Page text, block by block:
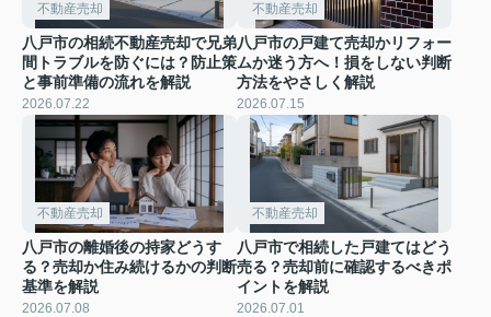
不動産売却
八戸市の相続不動産売却で兄弟
間トラブルを防ぐには？防止策
と事前準備の流れを解説
2026.07.22
不動産売却
八戸市の戸建て売却かリフォー
ムか迷う方へ！損をしない判断
方法をやさしく解説
2026.07.15
不動産売却
八戸市の離婚後の持家どうす
る？売却か住み続けるかの判断
基準を解説
2026.07.08
不動産売却
八戸市で相続した戸建てはどう
売る？売却前に確認するべきポ
イントを解説
2026.07.01